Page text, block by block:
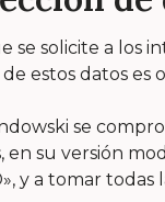
se solicite a los
estos datos es
se
en su versión
y a tomar